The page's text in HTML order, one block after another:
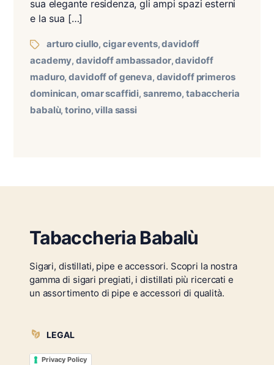
sua elegante residenza, gli ampi spazi esterni
e la sua […]
arturo ciullo,cigar events,davidoff
academy,davidoff ambassador,davidoff
maduro,davidoff of geneva, davidoff primeros
dominican, omar scaffidi,sanremo, tabaccheria
babalù,torino,villa sassi
Tabaccheria Babalù
Sigari, distillati, pipe e accessori. Scopri la nostra
gamma di sigari pregiati, i distillati più ricercati e
un assortimento di pipe e accessori di qualità.
LEGAL
Privacy Policy